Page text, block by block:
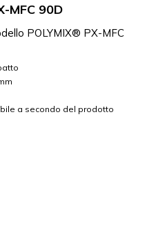
MFC 90D
POLYMIX® PX-MFC
a secondo del prodotto